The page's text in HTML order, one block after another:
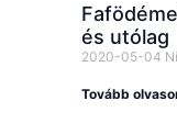
és utólag
2020-05-04
Tovább